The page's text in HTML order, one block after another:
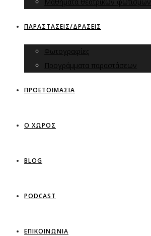
ΠΑΡΑΣΤΑΣΕΙΣ/ΔΡΑΣΕΙΣ
Φωτογραφίες
Προγράμματα παραστάσεων
ΠΡΟΕΤΟΙΜΑΣΙΑ
Ο ΧΩΡΟΣ
BLOG
PODCAST
ΕΠΙΚΟΙΝΩΝΙΑ